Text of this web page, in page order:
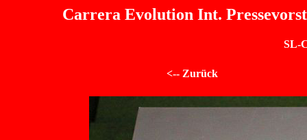
Carrera Evolution Int.
SL-
<-- Zurück